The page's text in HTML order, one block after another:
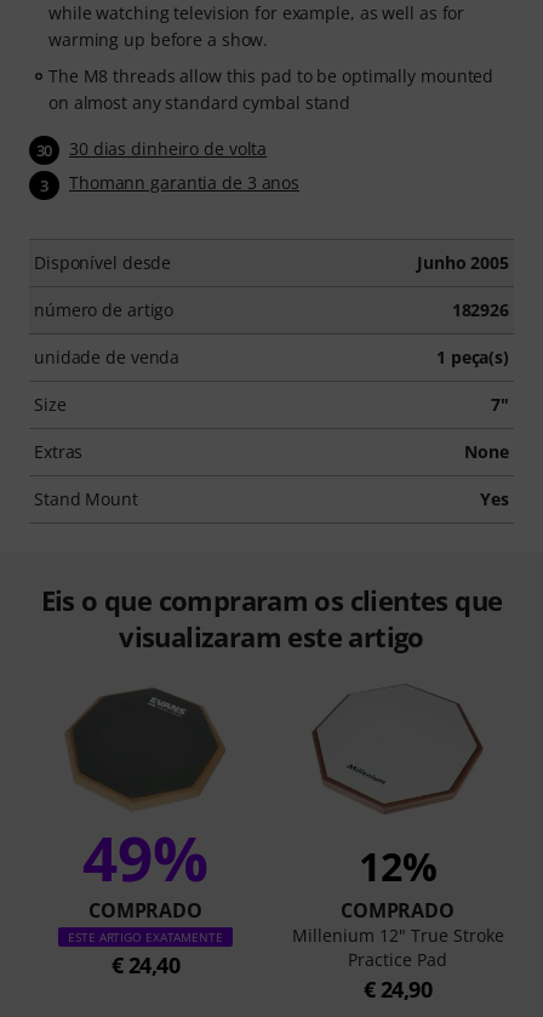
while watching television for example, as well as for
warming up before a show.
The M8 threads allow this pad to be optimally mounted
on almost any standard cymbal stand
30 30 dias dinheiro de volta
3 Thomann garantia de 3 anos
Disponível desde Junho 2005
número de artigo 182926
unidade de venda 1 peça(s)
Size 7"
Extras None
Stand Mount Yes
Eis o que compraram os clientes que
visualizaram este artigo
49%
COMPRADO
ESTE ARTIGO EXATAMENTE
€ 24,40
12%
COMPRADO
Millenium 12" True Stroke
Practice Pad
€ 24,90